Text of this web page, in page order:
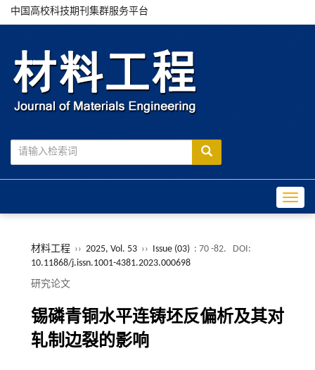
中国高校科技期刊集群服务平台
材料工程 ›› 2025, Vol. 53 ›› Issue (03) : 70 -82.
DOI:
10.11868/j.issn.1001-4381.2023.000698
研究论文
锡磷青铜水平连铸坯反偏析及其对
轧制边裂的影响